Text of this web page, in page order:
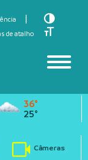
de atalho
Toggle
Toggle
36°
25°
Câmeras